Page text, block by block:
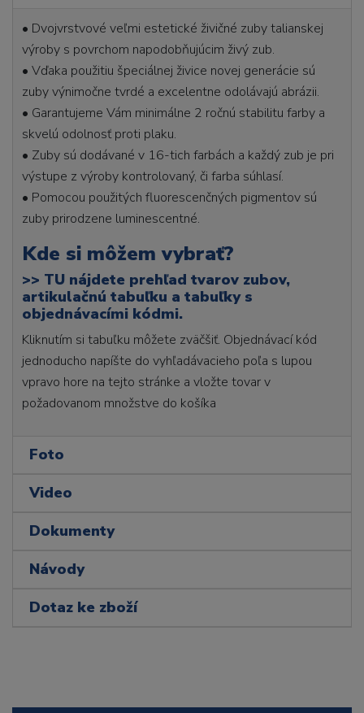
• Dvojvrstvové veľmi estetické živičné zuby talianskej
výroby s povrchom napodobňujúcim živý zub.
• Vďaka použitiu špeciálnej živice novej generácie sú
zuby výnimočne tvrdé a excelentne odolávajú abrázii.
• Garantujeme Vám minimálne 2 ročnú stabilitu farby a
skvelú odolnosť proti plaku.
• Zuby sú dodávané v 16-tich farbách a každý zub je pri
výstupe z výroby kontrolovaný, či farba súhlasí.
• Pomocou použitých fluorescenčných pigmentov sú
zuby prirodzene luminescentné.
Kde si môžem vybrať?
>> TU nájdete prehľad tvarov zubov,
artikulačnú tabuľku a tabuľky s
objednávacími kódmi.
Kliknutím si tabuľku môžete zväčšiť. Objednávací kód
jednoducho napíšte do vyhľadávacieho poľa s lupou
vpravo hore na tejto stránke a vložte tovar v
požadovanom množstve do košíka
Foto
Video
Dokumenty
Návody
Dotaz ke zboží